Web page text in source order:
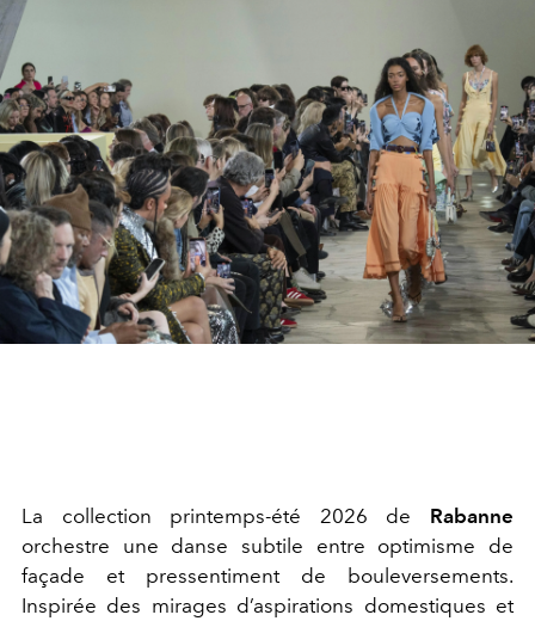
La collection printemps-été 2026 de Rabanne
orchestre une danse subtile entre optimisme de
façade et pressentiment de bouleversements.
Inspirée des mirages d’aspirations domestiques et